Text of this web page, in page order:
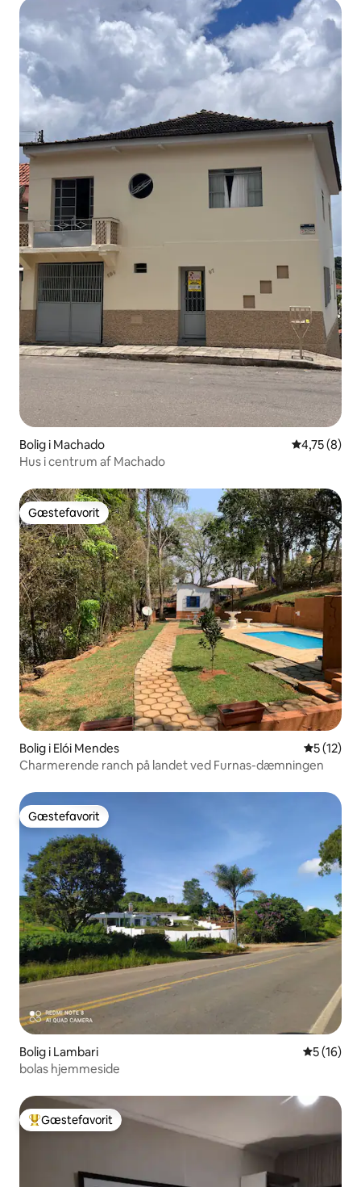
Bolig i Machado 4,75 ud af
4,75 (8)
Hus i centrum af Machado
Gæstefavorit
Gæstefavorit
Bolig i Elói Mendes 5 ud af 5
5 (12)
Charmerende ranch på landet ved Furnas-dæmningen
Gæstefavorit
Gæstefavorit
Bolig i Lambari 5 ud af 5 i
5 (16)
bolas hjemmeside
Bedste gæstefavorit
Gæstefavorit